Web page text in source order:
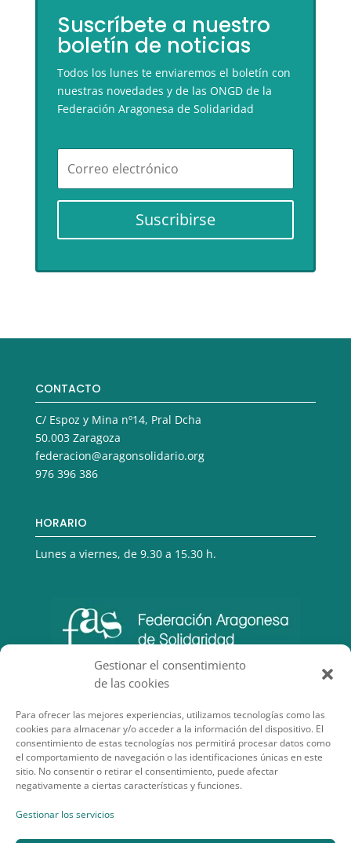
Gestionar el consentimiento
de las cookies
Para ofrecer las mejores experiencias, utilizamos tecnologías como las
cookies para almacenar y/o acceder a la información del dispositivo. El
consentimiento de estas tecnologías nos permitirá procesar datos como
el comportamiento de navegación o las identificaciones únicas en este
sitio. No consentir o retirar el consentimiento, puede afectar
negativamente a ciertas características y funciones.
Gestionar los servicios
Suscríbete a nuestro
boletín de noticias
Todos los lunes te enviaremos el boletín con
nuestras novedades y de las ONGD de la
Federación Aragonesa de Solidaridad
Suscribirse
CONTACTO
C/ Espoz y Mina nº14, Pral Dcha
50.003 Zaragoza
federacion@aragonsolidario.org
976 396 386
HORARIO
Lunes a viernes, de 9.30 a 15.30 h.
SECCIONES DE INTERÉS